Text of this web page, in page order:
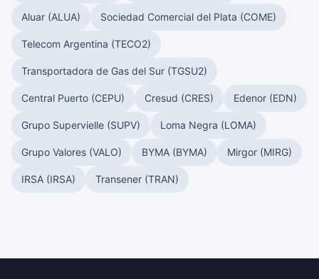
Aluar (ALUA) Sociedad Comercial del Plata (COME)
Telecom Argentina (TECO2)
Transportadora de Gas del Sur (TGSU2)
Central Puerto (CEPU) Cresud (CRES) Edenor (EDN)
Grupo Supervielle (SUPV) Loma Negra (LOMA)
Grupo Valores (VALO) BYMA (BYMA) Mirgor (MIRG)
IRSA (IRSA) Transener (TRAN)